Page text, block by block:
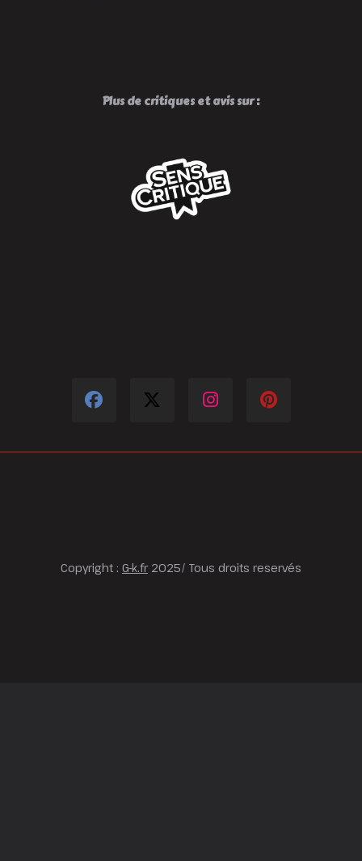
Plus de critiques et avis sur :
Copyright : G-k.fr2025/ Tous droits reservés